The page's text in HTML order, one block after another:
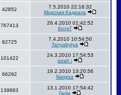
42852
7.5.2010 22:16:32
Морская Кадриль
767413
26.4.2010 01:42:52
КотеГ
82725
7.4.2010 10:54:50
Tanyabytya
101422
24.3.2010 17:54:53
izzah i
66292
19.2.2010 13:20:56
Nargiza
139883
13.1.2010 17:54:42
Delia